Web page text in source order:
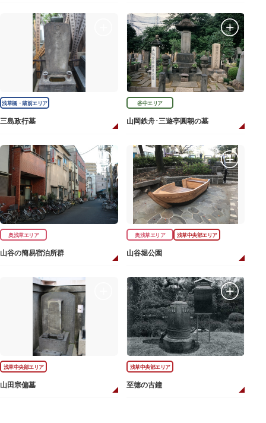
浅草橋・蔵前エリア
三島政行墓
谷中エリア
山岡鉄舟･三遊亭圓朝の墓
奥浅草エリア
山谷の簡易宿泊所群
奥浅草エリア 浅草中央部エリア
山谷堀公園
浅草中央部エリア
山田宗偏墓
浅草中央部エリア
至徳の古鐘